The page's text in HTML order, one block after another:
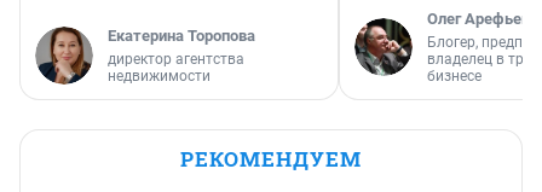
Екатерина Торопова
директор агентства
недвижимости
Олег Арефьев
Блогер,
владелец в
бизнесе
РЕКОМЕНДУЕМ